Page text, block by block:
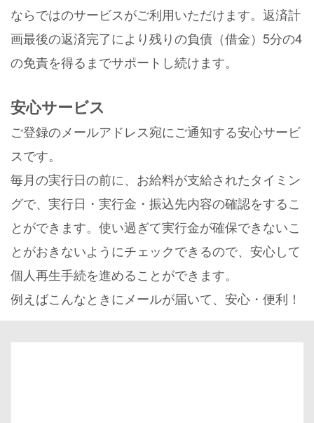
ならではのサービスがご利用いただけます。返済計
画最後の返済完了により残りの負債（借金）5分の4
の免責を得るまでサポートし続けます。
安心サービス
ご登録のメールアドレス宛にご通知する安心サービ
スです。
毎月の実行日の前に、お給料が支給されたタイミン
グで、実行日・実行金・振込先内容の確認をするこ
とができます。使い過ぎて実行金が確保できないこ
とがおきないようにチェックできるので、安心して
個人再生手続を進めることができます。
例えばこんなときにメールが届いて、安心・便利！